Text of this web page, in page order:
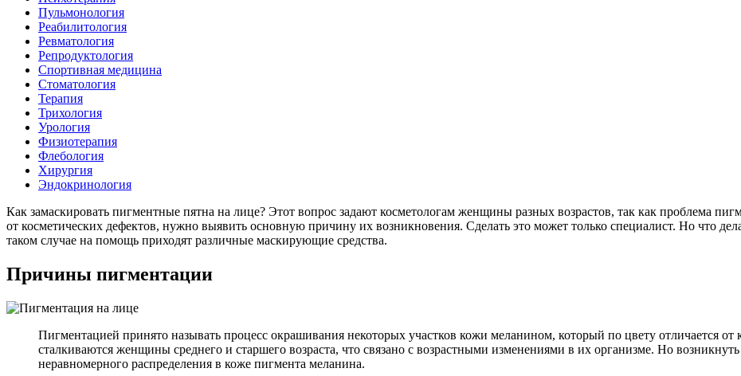
Пульмонология
Реабилитология
Ревматология
Репродуктология
Спортивная медицина
Стоматология
Терапия
Трихология
Урология
Физиотерапия
Флебология
Хирургия
Эндокринология
Как замаскировать пигментные пятна на лице? Этот вопрос задают косметологам женщины разных возрастов, так как проблема
от косметических дефектов, нужно выявить основную причину их возникновения. Сделать это может только специалист. Но что
таком случае на помощь приходят различные маскирующие средства.
Причины пигментации
Пигментацией принято называть процесс окрашивания некоторых участков кожи меланином, который по цвету отличается
сталкиваются женщины среднего и старшего возраста, что связано с возрастными изменениями в их организме. Но
неравномерного распределения в коже пигмента меланина.